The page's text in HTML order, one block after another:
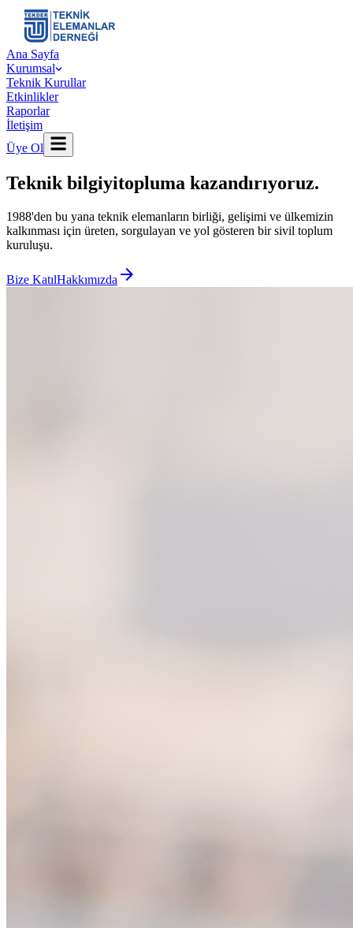
Ana Sayfa
Kurumsal
Teknik Kurullar
Etkinlikler
Raporlar
İletişim
Üye Ol
Teknik bilgiyitopluma kazandırıyoruz.
1988'den bu yana teknik elemanların birliği, gelişimi ve ülkemizin
kalkınması için üreten, sorgulayan ve yol gösteren bir sivil toplum
kuruluşu.
Bize KatılHakkımızda arrow_forward